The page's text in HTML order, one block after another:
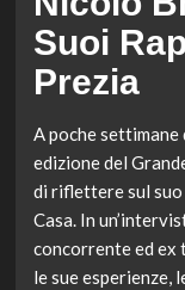
Suoi
Prezia
A poche settimane
edizione del
di riflettere sul
Casa. In
concorrente ed ex
le sue esperienze,